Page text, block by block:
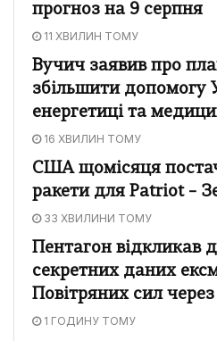
прогноз на 9 серпня
11 ХВИЛИН ТОМУ
Вучич заявив про
збільшити допомогу
енергетиці та
16 ХВИЛИН ТОМУ
США щомісяця
ракети для Patriot –
33 ХВИЛИНИ ТОМУ
Пентагон відкликав
секретних даних
Повітряних сил
1 ГОДИНУ ТОМУ